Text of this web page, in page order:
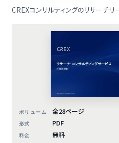
CREXコンサルティングのリサーチサ
ボリューム 全28ページ
形式 PDF
料金 無料